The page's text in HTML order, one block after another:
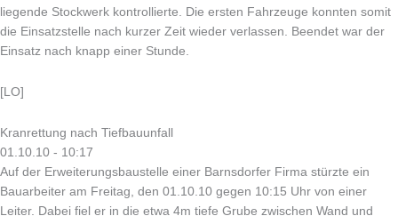
liegende Stockwerk kontrollierte. Die ersten Fahrzeuge konnten somit
die Einsatzstelle nach kurzer Zeit wieder verlassen. Beendet war der
Einsatz nach knapp einer Stunde.
[LO]
Kranrettung nach Tiefbauunfall
01.10.10 - 10:17
Auf der Erweiterungsbaustelle einer Barnsdorfer Firma stürzte ein
Bauarbeiter am Freitag, den 01.10.10 gegen 10:15 Uhr von einer
Leiter. Dabei fiel er in die etwa 4m tiefe Grube zwischen Wand und